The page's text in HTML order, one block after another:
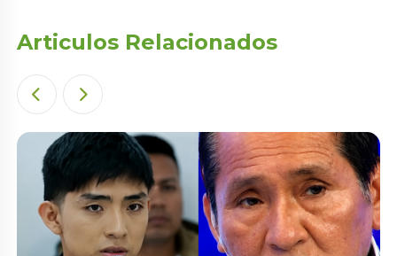
Articulos Relacionados